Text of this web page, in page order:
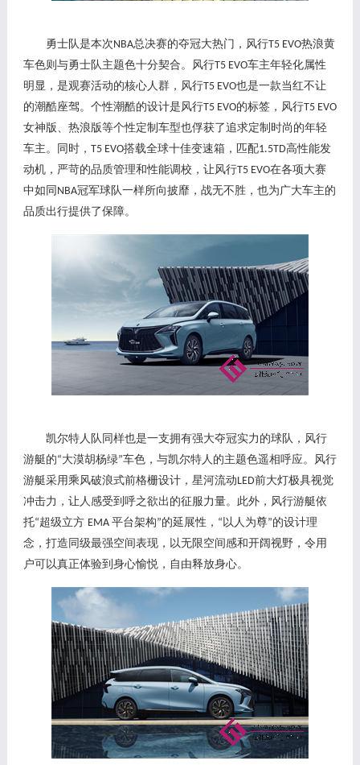
勇士队是本次NBA总决赛的夺冠大热门，风行T5 EVO热浪黄
车色则与勇士队主题色十分契合。风行T5 EVO车主年轻化属性
明显，是观赛活动的核心人群，风行T5 EVO也是一款当红不让
的潮酷座驾。个性潮酷的设计是风行T5 EVO的标签，风行T5 EVO
女神版、热浪版等个性定制车型也俘获了追求定制时尚的年轻
车主。同时， T5 EVO搭载全球十佳变速箱，匹配1.5TD高性能发
动机，严苛的品质管理和性能调校，让风行T5 EVO在各项大赛
中如同 NBA冠军球队一样所向披靡，战无不胜，也为广大车主的
品质出行提供了保障。
凯尔特人队同样也是一支拥有强大夺冠实力的球队，风行
游艇的“大漠胡杨绿”车色，与凯尔特人的主题色遥相呼应。风行
游艇采用乘风破浪式前格栅设计，星河流动LED前大灯极具视觉
冲击力，让人感受到呼之欲出的征服力量。此外，风行游艇依
托“超级立方 EMA 平台架构”的延展性， “ 以人为尊”的设计理
念，打造同级最强空间表现，以无限空间感和开阔视野，令用
户可以真正体验到身心愉悦，自由释放身心。